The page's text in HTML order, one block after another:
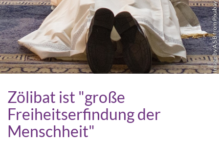
Image by A S B from Pixabay
Zölibat ist "große
Freiheitserfindung der
Menschheit"